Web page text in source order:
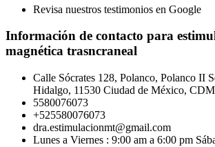
Revisa nuestros testimonios en Google
Información de contacto para
magnética trasncraneal
Calle Sócrates 128, Polanco, Polanco II
Hidalgo, 11530 Ciudad de México,
5580076073
+525580076073
dra.estimulacionmt@gmail.com
Lunes a Viernes : 9:00 am a 6:00 pm